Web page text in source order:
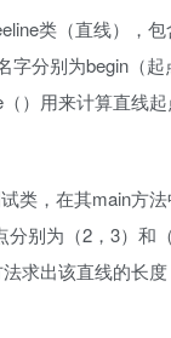
类（直线），
字分别为begin（起
）用来计算直线
试类，在其main方
分别为（2，3）和
求出该直线的长度